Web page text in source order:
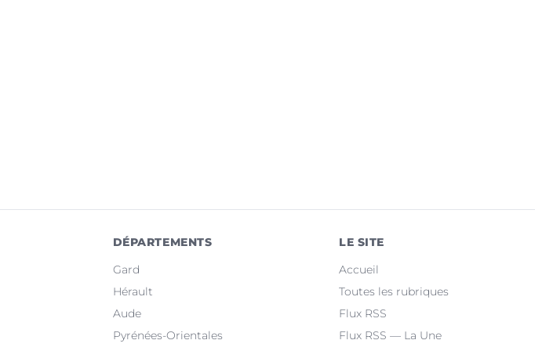
DÉPARTEMENTS
Gard
Hérault
Aude
Pyrénées-Orientales
LE SITE
Accueil
Toutes les rubriques
Flux RSS
Flux RSS — La Une